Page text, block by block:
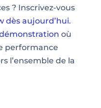
? Inscrivez-vous
dès aujourd’hui.
où
performance
l’ensemble de la